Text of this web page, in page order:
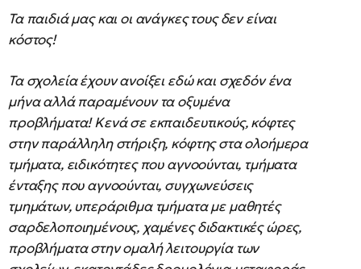
Τα παιδιά μας και οι ανάγκες τους δεν είναι
κόστος!
Τα σχολεία έχουν ανοίξει εδώ και σχεδόν ένα
μήνα αλλά παραμένουν τα οξυμένα
προβλήματα! Κενά σε εκπαιδευτικούς, κόφτες
στην παράλληλη στήριξη, κόφτης στα ολοήμερα
τμήματα, ειδικότητες που αγνοούνται, τμήματα
ένταξης που αγνοούνται, συγχωνεύσεις
τμημάτων, υπεράριθμα τμήματα με μαθητές
σαρδελοποιημένους, χαμένες διδακτικές ώρες,
προβλήματα στην ομαλή λειτουργία των